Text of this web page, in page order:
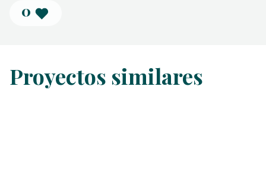
0
Proyectos similares